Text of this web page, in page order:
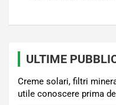
ULTIME
Creme solari, filtri
utile conoscere prima